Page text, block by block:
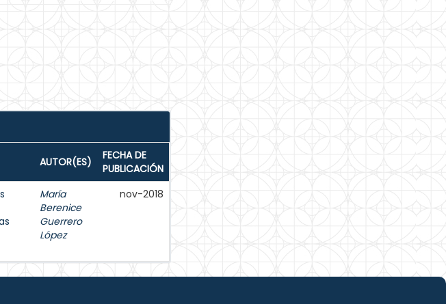
AUTOR(ES)
FECHA DE
PUBLICACIÓN
María
Berenice
Guerrero
López
nov-2018